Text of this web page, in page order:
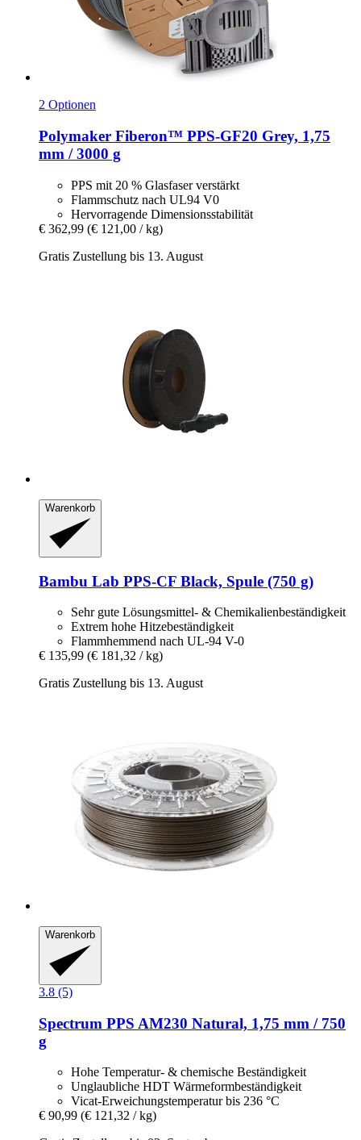
2 Optionen
Polymaker Fiberon™ PPS-​GF20 Grey, 1,75
mm / 3000 g
PPS mit 20 % Glasfaser verstärkt
Flammschutz nach UL94 V0
Hervorragende Dimensionsstabilität
€ 362,99 (€ 121,00 / kg)
Gratis Zustellung bis 13. August
Warenkorb
Bambu Lab PPS-​CF Black, Spule (750 g)
Sehr gute Lösungsmittel- & Chemikalienbeständigkeit
Extrem hohe Hitzebeständigkeit
Flammhemmend nach UL-94 V-0
€ 135,99 (€ 181,32 / kg)
Gratis Zustellung bis 13. August
Warenkorb
3.8 (5)
Spectrum PPS AM230 Natural, 1,75 mm / 750
g
Hohe Temperatur- & chemische Beständigkeit
Unglaubliche HDT Wärmeformbeständigkeit
Vicat-Erweichungstemperatur bis 236 °C
€ 90,99 (€ 121,32 / kg)